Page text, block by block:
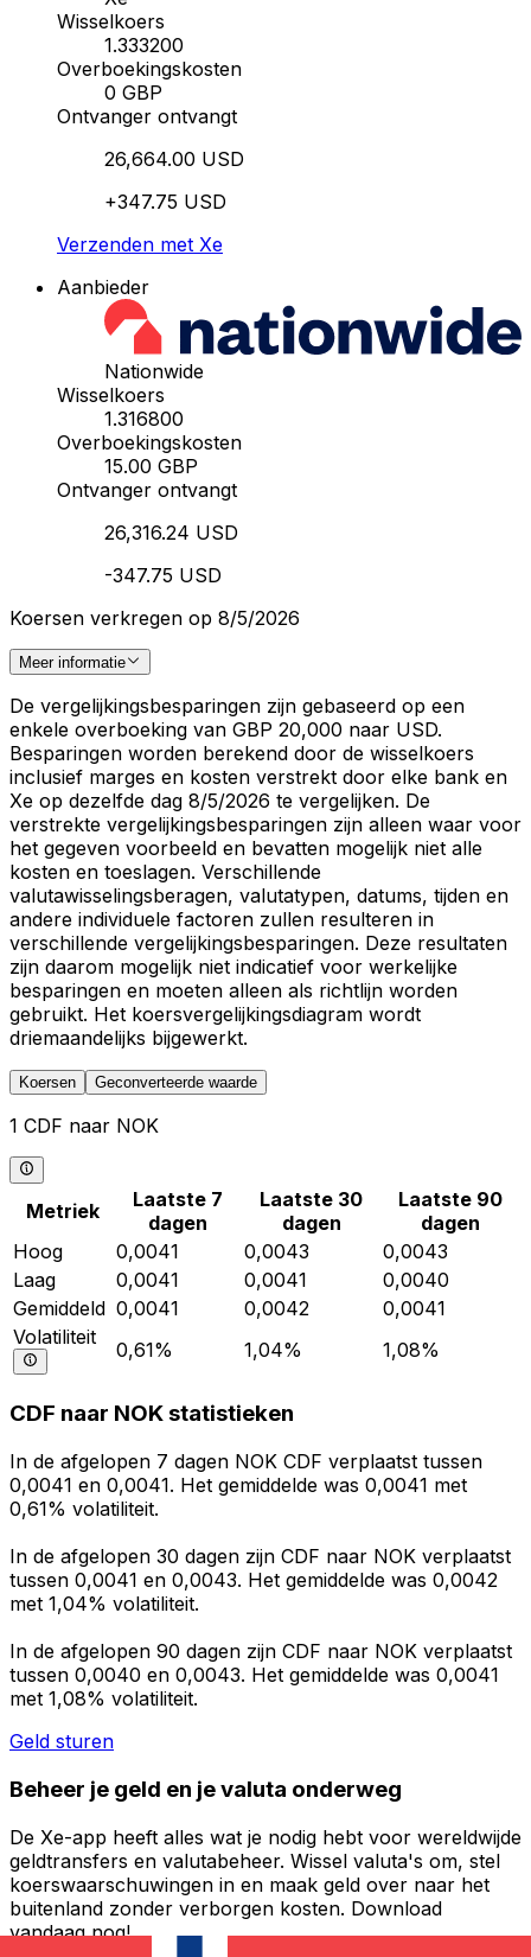
Wisselkoers
1.333200
Overboekingskosten
0 GBP
Ontvanger ontvangt
26,664.00 USD
+347.75 USD
Verzenden met Xe
Aanbieder
Nationwide
Wisselkoers
1.316800
Overboekingskosten
15.00 GBP
Ontvanger ontvangt
26,316.24 USD
-347.75 USD
Koersen verkregen op 8/5/2026
Meer informatie
De vergelijkingsbesparingen zijn gebaseerd op een
enkele overboeking van GBP 20,000 naar USD.
Besparingen worden berekend door de wisselkoers
inclusief marges en kosten verstrekt door elke bank en
Xe op dezelfde dag 8/5/2026 te vergelijken. De
verstrekte vergelijkingsbesparingen zijn alleen waar voor
het gegeven voorbeeld en bevatten mogelijk niet alle
kosten en toeslagen. Verschillende
valutawisselingsberagen, valutatypen, datums, tijden en
andere individuele factoren zullen resulteren in
verschillende vergelijkingsbesparingen. Deze resultaten
zijn daarom mogelijk niet indicatief voor werkelijke
besparingen en moeten alleen als richtlijn worden
gebruikt. Het koersvergelijkingsdiagram wordt
driemaandelijks bijgewerkt.
Koersen Geconverteerde waarde
1 CDF naar NOK
Metriek
Laatste 7
dagen
Laatste 30
dagen
Laatste 90
dagen
Hoog
0,0041 0,0043
0,0043
Laag
0,0041 0,0041
0,0040
Gemiddeld 0,0041 0,0042
0,0041
Volatiliteit
0,61% 1,04% 1,08%
CDF naar NOK statistieken
In de afgelopen 7 dagen NOK CDF verplaatst tussen
0,0041 en 0,0041. Het gemiddelde was 0,0041 met
0,61% volatiliteit.
In de afgelopen 30 dagen zijn CDF naar NOK verplaatst
tussen 0,0041 en 0,0043. Het gemiddelde was 0,0042
met 1,04% volatiliteit.
In de afgelopen 90 dagen zijn CDF naar NOK verplaatst
tussen 0,0040 en 0,0043. Het gemiddelde was 0,0041
met 1,08% volatiliteit.
Geld sturen
Beheer je geld en je valuta onderweg
De Xe-app heeft alles wat je nodig hebt voor wereldwijde
geldtransfers en valutabeheer. Wissel valuta's om, stel
koerswaarschuwingen in en maak geld over naar het
buitenland zonder verborgen kosten. Download
vandaag nog!